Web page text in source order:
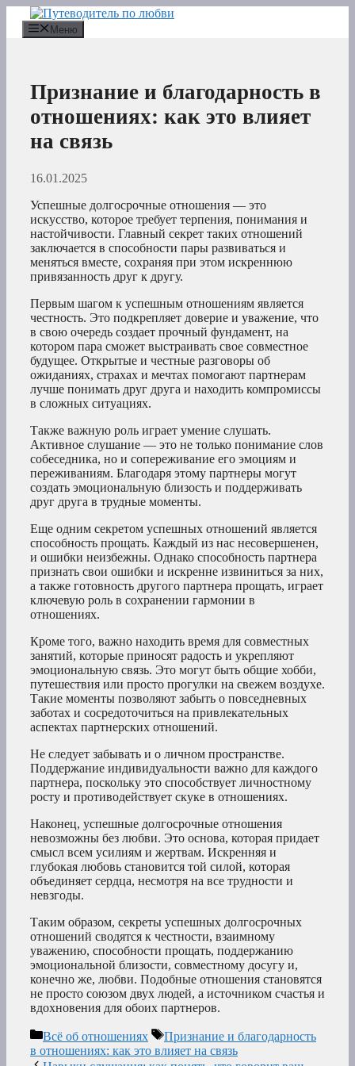
Перейти
содержимому
Меню
Признание и благодарность в
отношениях: как это влияет
на связь
16.01.2025
Успешные долгосрочные отношения — это
искусство, которое требует терпения, понимания и
настойчивости. Главный секрет таких отношений
заключается в способности пары развиваться и
меняться вместе, сохраняя при этом искреннюю
привязанность друг к другу.
Первым шагом к успешным отношениям является
честность. Это подкрепляет доверие и уважение, что
в свою очередь создает прочный фундамент, на
котором пара сможет выстраивать свое совместное
будущее. Открытые и честные разговоры об
ожиданиях, страхах и мечтах помогают партнерам
лучше понимать друг друга и находить компромиссы
в сложных ситуациях.
Также важную роль играет умение слушать.
Активное слушание — это не только понимание слов
собеседника, но и сопереживание его эмоциям и
переживаниям. Благодаря этому партнеры могут
создать эмоциональную близость и поддерживать
друг друга в трудные моменты.
Еще одним секретом успешных отношений является
способность прощать. Каждый из нас несовершенен,
и ошибки неизбежны. Однако способность партнера
признать свои ошибки и искренне извиниться за них,
а также готовность другого партнера прощать, играет
ключевую роль в сохранении гармонии в
отношениях.
Кроме того, важно находить время для совместных
занятий, которые приносят радость и укрепляют
эмоциональную связь. Это могут быть общие хобби,
путешествия или просто прогулки на свежем воздухе.
Такие моменты позволяют забыть о повседневных
заботах и сосредоточиться на привлекательных
аспектах партнерских отношений.
Не следует забывать и о личном пространстве.
Поддержание индивидуальности важно для каждого
партнера, поскольку это способствует личностному
росту и противодействует скуке в отношениях.
Наконец, успешные долгосрочные отношения
невозможны без любви. Это основа, которая придает
смысл всем усилиям и жертвам. Искренняя и
глубокая любовь становится той силой, которая
объединяет сердца, несмотря на все трудности и
невзгоды.
Таким образом, секреты успешных долгосрочных
отношений сводятся к честности, взаимному
уважению, способности прощать, поддержанию
эмоциональной близости, совместному досугу и,
конечно же, любви. Подобные отношения становятся
не просто союзом двух людей, а источником счастья и
вдохновения для обоих партнеров.
Рубрики
Всё об отношениях Метки
Признание и благодарность
в отношениях: как это влияет на связь